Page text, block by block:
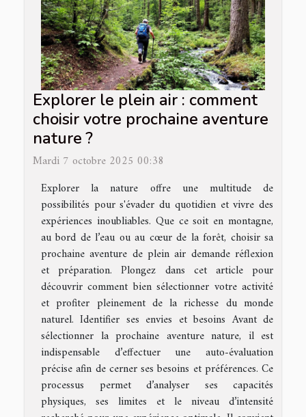
Explorer le plein air : comment
choisir votre prochaine aventure
nature ?
Mardi 7 octobre 2025 00:38
Explorer la nature offre une multitude de
possibilités pour s'évader du quotidien et vivre des
expériences inoubliables. Que ce soit en montagne,
au bord de l’eau ou au cœur de la forêt, choisir sa
prochaine aventure de plein air demande réflexion
et préparation. Plongez dans cet article pour
découvrir comment bien sélectionner votre activité
et profiter pleinement de la richesse du monde
naturel. Identifier ses envies et besoins Avant de
sélectionner la prochaine aventure nature, il est
indispensable d’effectuer une auto-évaluation
précise afin de cerner ses besoins et préférences. Ce
processus permet d’analyser ses capacités
physiques, ses limites et le niveau d’intensité